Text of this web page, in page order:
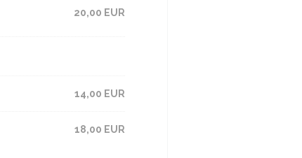
20,00 EUR
14,00 EUR
18,00 EUR